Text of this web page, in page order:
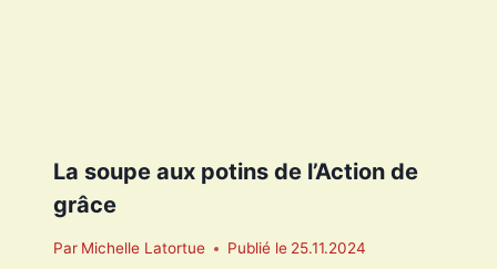
La soupe aux potins de l’Action de
grâce
Par Michelle Latortue Publié le 25.11.2024